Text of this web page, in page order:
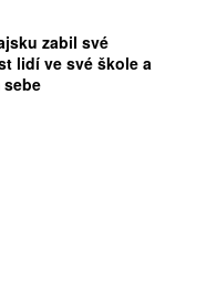
zabil své
lidí ve své škole a
sebe